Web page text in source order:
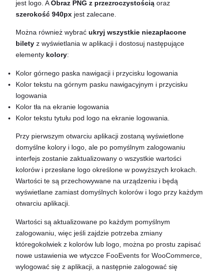
jest logo. AObraz PNG z przezroczystością oraz
szerokość 940px jest zalecane.
Można również wybrać ukryj wszystkie niezapłacone
bilety z wyświetlania w aplikacji i dostosuj następujące
elementy kolory:
Kolor górnego paska nawigacji i przycisku logowania
Kolor tekstu na górnym pasku nawigacyjnym i przycisku
logowania
Kolor tła na ekranie logowania
Kolor tekstu tytułu pod logo na ekranie logowania.
Przy pierwszym otwarciu aplikacji zostaną wyświetlone
domyślne kolory i logo, ale po pomyślnym zalogowaniu
interfejs zostanie zaktualizowany o wszystkie wartości
kolorów i przesłane logo określone w powyższych krokach.
Wartości te są przechowywane na urządzeniu i będą
wyświetlane zamiast domyślnych kolorów i logo przy każdym
otwarciu aplikacji.
Wartości są aktualizowane po każdym pomyślnym
zalogowaniu, więc jeśli zajdzie potrzeba zmiany
któregokolwiek z kolorów lub logo, można po prostu zapisać
nowe ustawienia we wtyczce FooEvents for WooCommerce,
wylogować się z aplikacji, a następnie zalogować się